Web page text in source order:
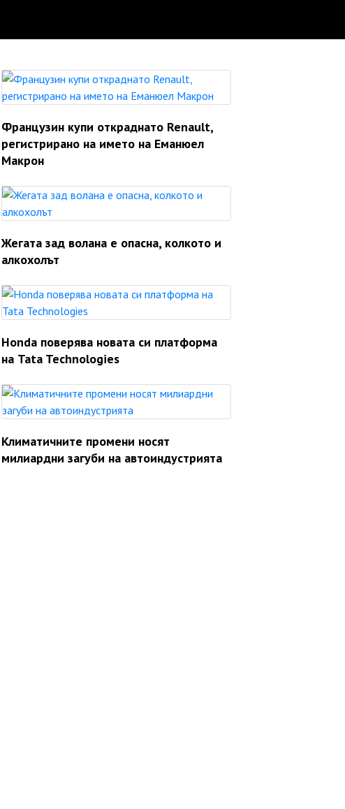
Французин купи откраднато Renault,
регистрирано на името на Еманюел
Макрон
Жегата зад волана е опасна, колкото и
алкохолът
Honda поверява новата си платформа
на Tata Technologies
Климатичните промени носят
милиардни загуби на автоиндустрията